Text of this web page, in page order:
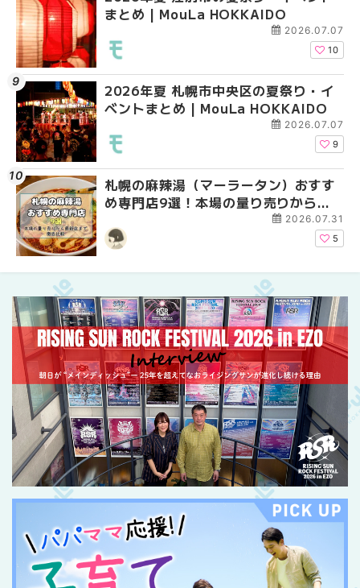
まとめ | MouLa HOKKAIDO
2026.07.07
10
2026年夏 札幌市中央区の夏祭り・イ
ベントまとめ | MouLa HOKKAIDO
2026.07.07
9
札幌の麻辣湯（マーラータン）おすす
め専門店9選！本場の量り売りから最
新店まで徹底比較 | MouLa
HOKKAIDO
2026.07.31
5
ントまとめ | MouLa
2026年夏 札幌市中央
ベントまとめ |
2026年夏 恵庭市・千
イベントまとめ |
ベントまとめ |
【新千歳空港】新カー
業。「SUPER
ーパーラウンジアネッ
介！！ | MouLa
2026年夏 札幌市南区
ントまとめ | MouLa